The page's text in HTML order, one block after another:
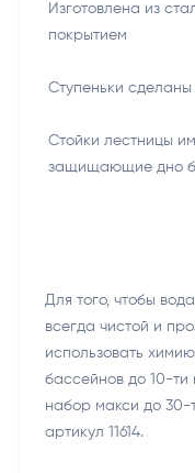
Изготовлена из
покрытием
Ступеньки сделаны
Стойки лестницы
защищающие дно
Для того, чтобы
всегда чистой и
использовать
бассейнов до 10-ти
набор макси до 30-
артикул 11614.